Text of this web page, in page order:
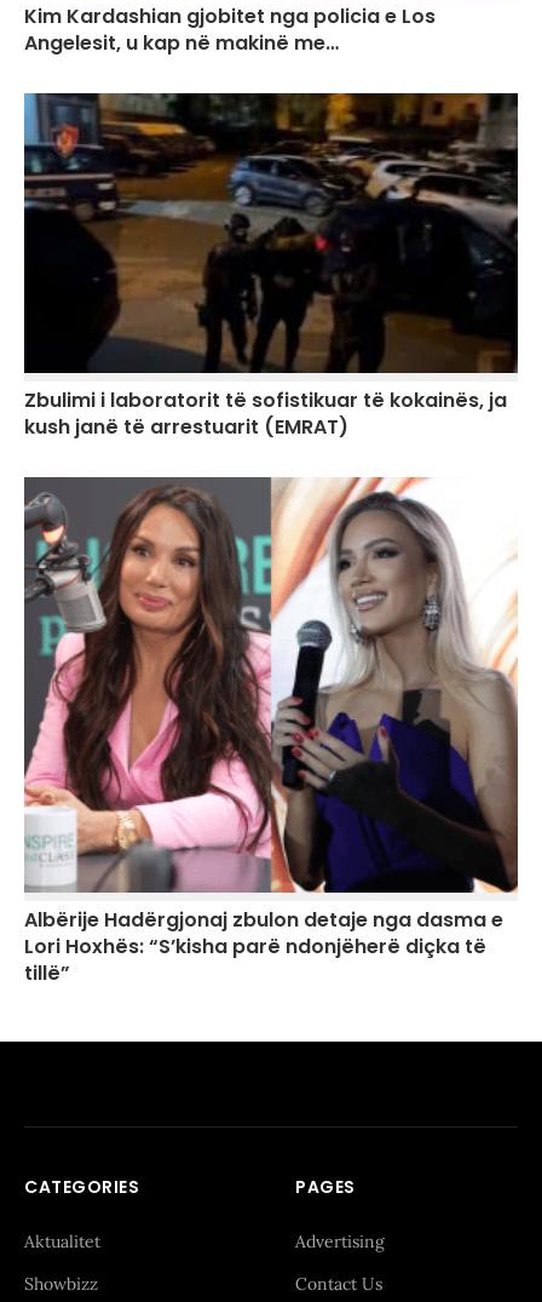
Kim Kardashian gjobitet nga policia e Los
Angelesit, u kap në makinë me…
Zbulimi i laboratorit të sofistikuar të kokainës, ja
kush janë të arrestuarit (EMRAT)
Albërije Hadërgjonaj zbulon detaje nga dasma e
Lori Hoxhës: “S’kisha parë ndonjëherë diçka të
tillë”
CATEGORIES
Aktualitet
Showbizz
PAGES
Advertising
Contact Us